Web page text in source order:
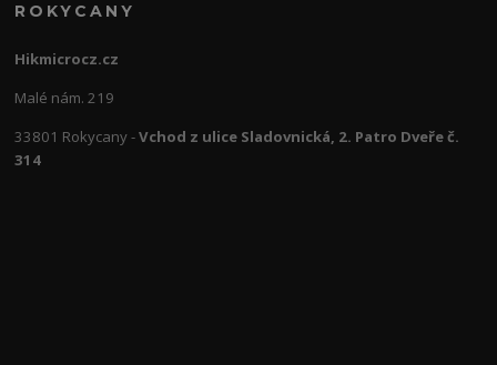
ROKYCANY
Hikmicrocz.cz
Malé nám. 219
33801 Rokycany -Vchod z ulice Sladovnická, 2. Patro Dveře č.
314